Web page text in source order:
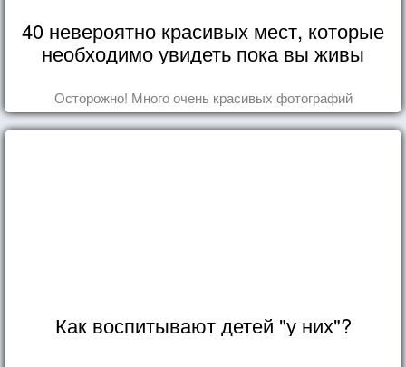
40 невероятно красивых мест, которые
необходимо увидеть пока вы живы
Осторожно! Много очень красивых фотографий
Как воспитывают детей "у них"?